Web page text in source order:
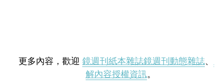
更多內容，歡迎 鏡週刊紙本雜誌鏡週刊動態雜誌、
解內容授權資訊。